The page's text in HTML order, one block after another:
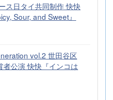
ス日タイ共同制作 快快
Sour, and Sweet』
vol.2 世田谷区
者公演 快快『インコは